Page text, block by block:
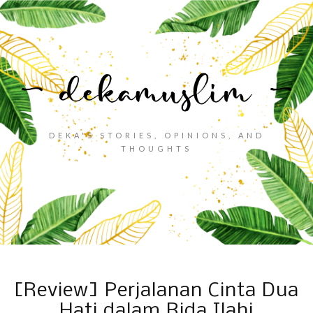
DEKA'S STORIES, OPINIONS, AND
THOUGHTS
[Review] Perjalanan Cinta Dua